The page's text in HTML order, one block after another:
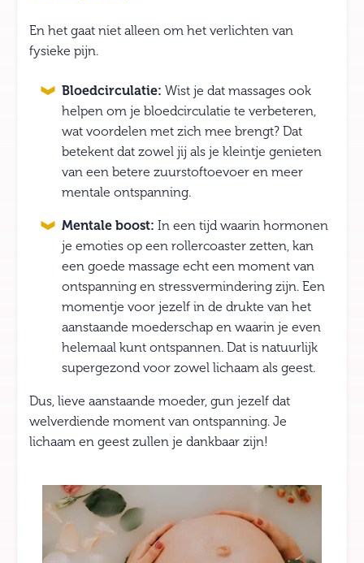
En het gaat niet alleen om het verlichten van
fysieke pijn.
Bloedcirculatie: Wist je dat massages ook
helpen om je bloedcirculatie te verbeteren,
wat voordelen met zich mee brengt? Dat
betekent dat zowel jij als je kleintje genieten
van een betere zuurstoftoevoer en meer
mentale ontspanning.
Mentale boost: In een tijd waarin hormonen
je emoties op een rollercoaster zetten, kan
een goede massage echt een moment van
ontspanning en stressvermindering zijn. Een
momentje voor jezelf in de drukte van het
aanstaande moederschap en waarin je even
helemaal kunt ontspannen. Dat is natuurlijk
supergezond voor zowel lichaam als geest.
Dus, lieve aanstaande moeder, gun jezelf dat
welverdiende moment van ontspanning. Je
lichaam en geest zullen je dankbaar zijn!